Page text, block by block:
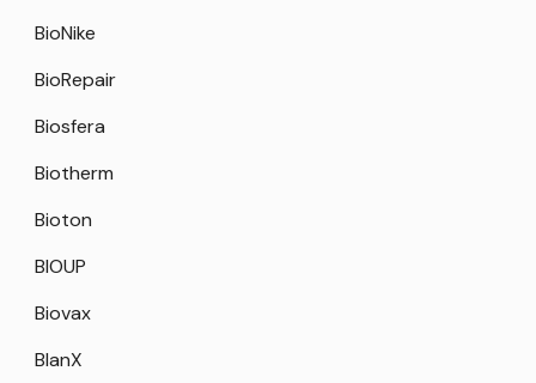
BioNike
BioRepair
Biosfera
Biotherm
Bioton
BIOUP
Biovax
BlanX